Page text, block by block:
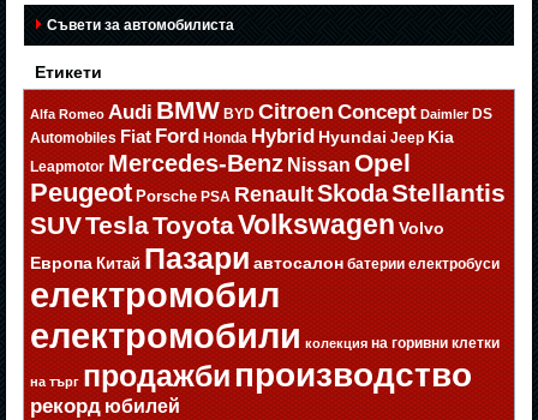
Съвети за автомобилиста
Етикети
Alfa Romeo Audi BMW BYD Citroen Concept Daimler DS
Automobiles Fiat Ford Honda Hybrid Hyundai Jeep Kia
Leapmotor Mercedes-Benz Nissan Opel
Peugeot Porsche PSA RenaultSkodaStellantis
SUVTeslaToyotaVolkswagen Volvo
Европа Китай Пазари автосалон батерии електробуси
електромобил
електромобили колекция на горивни клетки
на търг продажбипроизводство
рекорд юбилей